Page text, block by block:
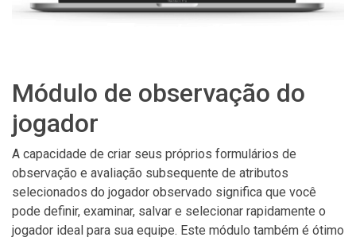
Módulo de observação do
jogador
A capacidade de criar seus próprios formulários de
observação e avaliação subsequente de atributos
selecionados do jogador observado significa que você
pode definir, examinar, salvar e selecionar rapidamente o
jogador ideal para sua equipe. Este módulo também é ótimo